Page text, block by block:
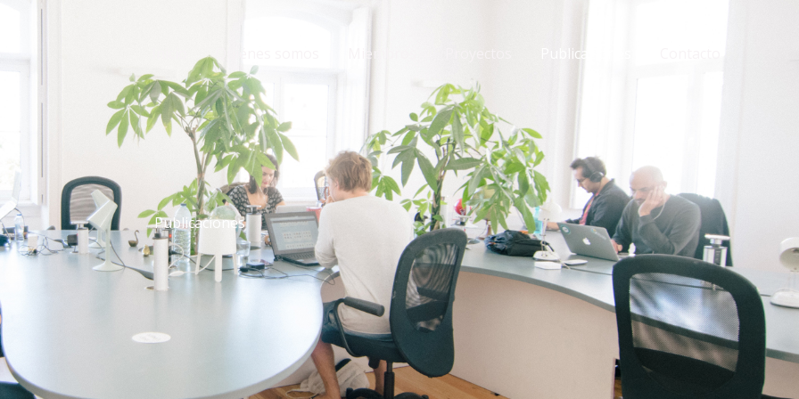
Miembros Publicaciones
Publicaciones